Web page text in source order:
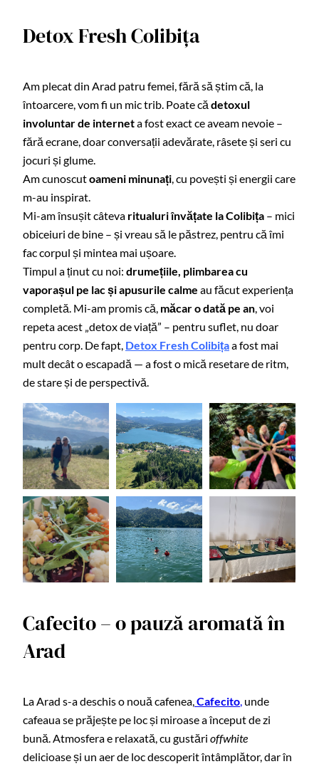
Detox Fresh Colibița
Am plecat din Arad patru femei, fără să știm că, la
întoarcere, vom fi un mic trib. Poate că detoxul
involuntar de interneta fost exact ce aveam nevoie –
fără ecrane, doar conversații adevărate, râsete și seri cu
jocuri și glume.
Am cunoscutoameni minunați , cu povești și energii care
m-au inspirat.
Mi-am însușit câteva ritualuri învățate la Colibița – mici
obiceiuri de bine – și vreau să le păstrez, pentru că îmi
fac corpul și mintea mai ușoare.
Timpul a ținut cu noi: drumețiile, plimbarea cu
vaporașul pe lac și apusurile calme au făcut experiența
completă. Mi-am promis că, măcar o dată pe an , voi
repeta acest „detox de viață” – pentru suflet, nu doar
pentru corp. De fapt, Detox Fresh Colibițaa fost mai
mult decât o escapadă — a fost o mică resetare de ritm,
de stare și de perspectivă.
Cafecito – o pauză aromată în
Arad
La Arad s-a deschis o nouă cafenea,Cafecito, unde
cafeaua se prăjește pe loc și miroase a început de zi
bună. Atmosfera e relaxată, cu gustări offwhite
delicioase și un aer de loc descoperit întâmplător, dar în